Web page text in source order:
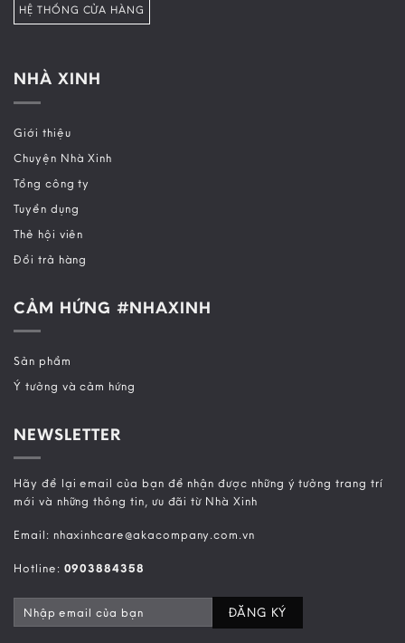
HỆ THỐNG CỬA HÀNG
NHÀ XINH
Giới thiệu
Chuyện Nhà Xinh
Tổng công ty
Tuyển dụng
Thẻ hội viên
Đổi trả hàng
CẢM HỨNG #NHAXINH
Sản phẩm
Ý tưởng và cảm hứng
NEWSLETTER
Hãy để lại email của bạn để nhận được những ý tưởng trang trí
mới và những thông tin, ưu đãi từ Nhà Xinh
Email: nhaxinhcare@akacompany.com.vn
Hotline: 0903884358